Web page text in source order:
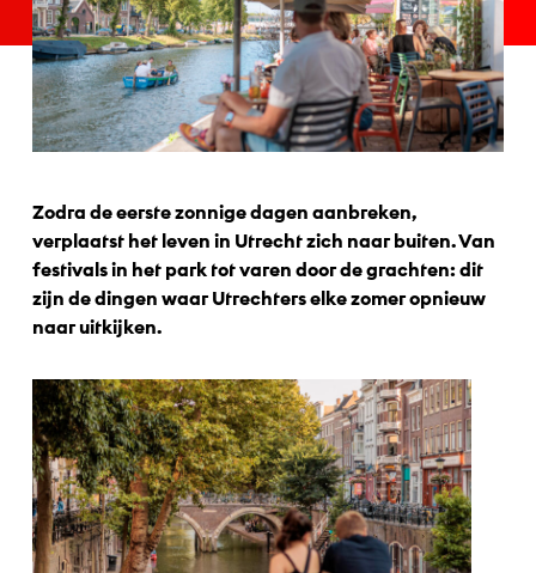
Zodra de eerste zonnige dagen aanbreken,
verplaatst het leven in Utrecht zich naar buiten. Van
festivals in het park tot varen door de grachten: dit
zijn de dingen waar Utrechters elke zomer opnieuw
naar uitkijken.